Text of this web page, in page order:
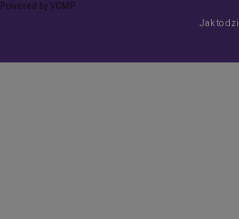
Powered byVCMP
Jak to